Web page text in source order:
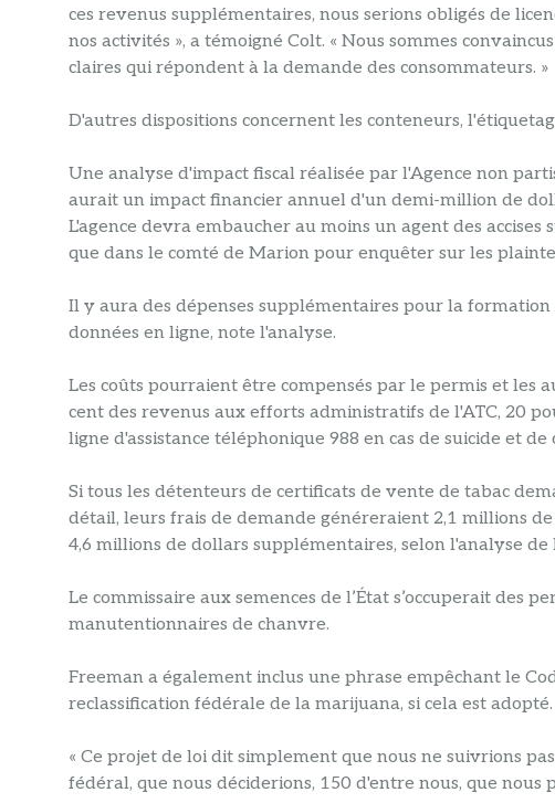
ces revenus supplémentaires, nous serions obligés de
nos activités », a témoigné Colt. « Nous sommes
claires qui répondent à la demande des consommateurs. »
D'autres dispositions concernent les conteneurs,
Une analyse d'impact fiscal réalisée par l'Agence non
aurait un impact financier annuel d'un demi-million de
L'agence devra embaucher au moins un agent des
que dans le comté de Marion pour enquêter sur les
Il y aura des dépenses supplémentaires pour la formation
données en ligne, note l'analyse.
Les coûts pourraient être compensés par le permis et les
cent des revenus aux efforts administratifs de l'ATC, 20
ligne d'assistance téléphonique 988 en cas de suicide et
Si tous les détenteurs de certificats de vente de tabac
détail, leurs frais de demande généreraient 2,1 millions
4,6 millions de dollars supplémentaires, selon l'analyse de
Le commissaire aux semences de l’État s’occuperait des
manutentionnaires de chanvre.
Freeman a également inclus une phrase empêchant le
reclassification fédérale de la marijuana, si cela est adopté.
« Ce projet de loi dit simplement que nous ne suivrions
fédéral, que nous déciderions, 150 d'entre nous, que